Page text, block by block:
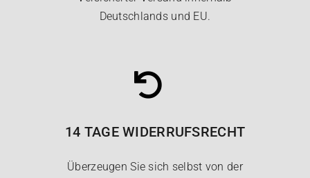
Deutschlands und EU.
14 TAGE WIDERRUFSRECHT
Überzeugen Sie sich selbst von der